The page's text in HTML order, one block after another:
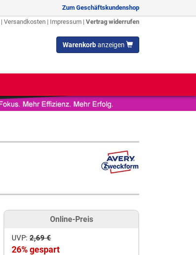
Zum Geschäftskundenshop
| Versandkosten | Impressum | Vertrag widerrufen
Warenkorbanzeigen
Online-Preis
UVP: 2,69 €
26% gespart